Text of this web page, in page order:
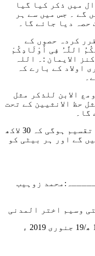
میں ذکر کیا گیا
جائیں گے ۔ جس میں سے ہر
حصہ دیا جائے گا۔
کردہ حصوں کے
اللَّہُ فِی أَوْلَادِکُمْ
الایمان :۔ اللہ
اولاد کے بارے کہ
ومع الابن للذکر مثل
حظ الانثیین کے تحت
گا۔
نوٹ:جائیداد کی کل قیمت اس طرح تقسیم ہوگی کہ 30 لاکھ
کو 66667روپے ملیں گے اور ہر بیٹی کو
زوہیب
وسیم اختر المدنی